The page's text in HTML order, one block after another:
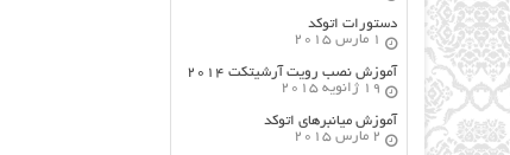
دستورات اتوکد
1 مارس 2015
آموزش نصب رویت آرشیتکت ۲۰۱۴
19 ژانویه 2015
آموزش میانبرهای اتوکد
2 مارس 2015